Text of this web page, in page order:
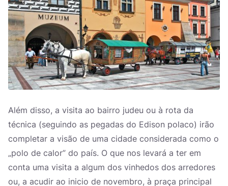
Além disso, a visita ao bairro judeu ou à rota da
técnica (seguindo as pegadas do Edison polaco) irão
completar a visão de uma cidade considerada como o
„polo de calor” do país. O que nos levará a ter em
conta uma visita a algum dos vinhedos dos arredores
ou, a acudir ao inicio de novembro, à praça principal